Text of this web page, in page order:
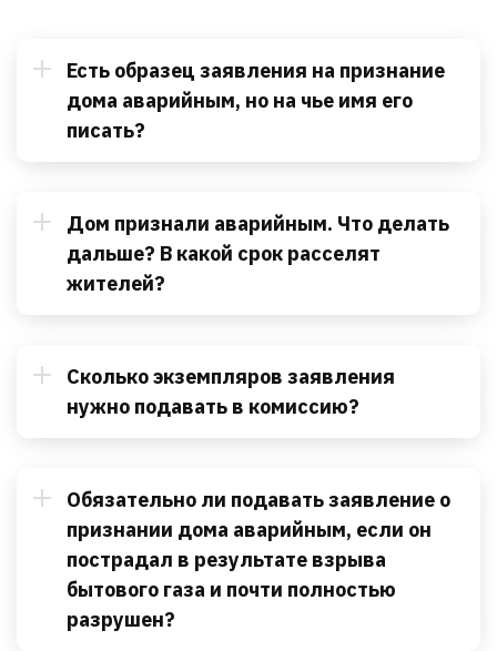
Есть образец заявления на признание
дома аварийным, но на чье имя его
писать?
Дом признали аварийным. Что делать
дальше? В какой срок расселят
жителей?
Сколько экземпляров заявления
нужно подавать в комиссию?
Обязательно ли подавать заявление о
признании дома аварийным, если он
пострадал в результате взрыва
бытового газа и почти полностью
разрушен?